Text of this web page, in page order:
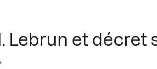
Lebrun et